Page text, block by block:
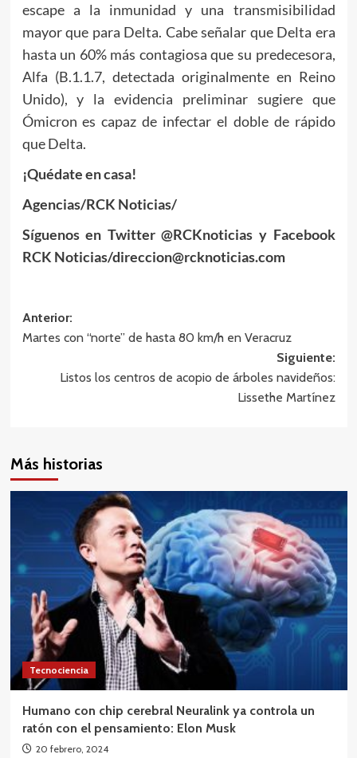
escape a la inmunidad y una transmisibilidad
mayor que para Delta. Cabe señalar que Delta era
hasta un 60% más contagiosa que su predecesora,
Alfa (B.1.1.7, detectada originalmente en Reino
Unido), y la evidencia preliminar sugiere que
Ómicron es capaz de infectar el doble de rápido
que Delta.
¡Quédate en casa!
Agencias/RCK Noticias/
Síguenos en Twitter @RCKnoticias y Facebook
RCK Noticias/direccion@rcknoticias.com
Navegación
de
entradas
Anterior:
Martes con “norte” de hasta 80 km/h en Veracruz
Siguiente:
Listos los centros de acopio de árboles navideños:
Lissethe Martínez
Más historias
Tecnociencia
Humano con chip cerebral Neuralink ya controla un
ratón con el pensamiento: Elon Musk
20 febrero, 2024